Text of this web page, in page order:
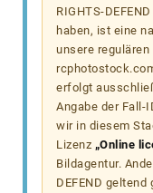
RIGHTS-
haben, ist eine
unsere
erfolgt
Angabe der Fall-
wir in diesem
Lizenz „Online
Bildagentur.
DEFEND